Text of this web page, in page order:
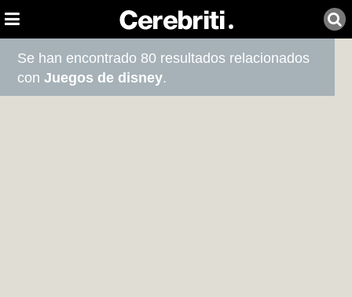
Se han encontrado 80 resultados relacionados
conJuegos de disney.